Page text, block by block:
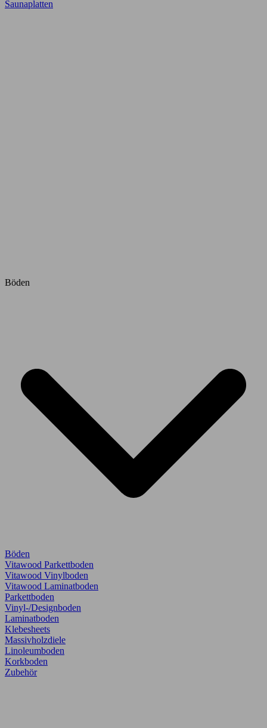
Saunaplatten
Böden
Böden
Vitawood Parkettboden
Vitawood Vinylboden
Vitawood Laminatboden
Parkettboden
Vinyl-/Designboden
Laminatboden
Klebesheets
Massivholzdiele
Linoleumboden
Korkboden
Zubehör